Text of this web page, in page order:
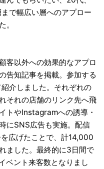
で幅広い層へのアプロー
。
客以外への効果的なアプロ
告知記事を掲載。参加する
介しました。それぞれの
それの店舗のリンク先へ飛
トやInstagramへの誘導・
にSNS広告も実施。配信
広げたことで、計14,000
ました。最終的に3日間で
ベント来客数となりまし